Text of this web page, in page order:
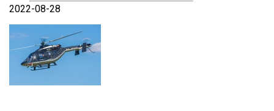
2022-08-28